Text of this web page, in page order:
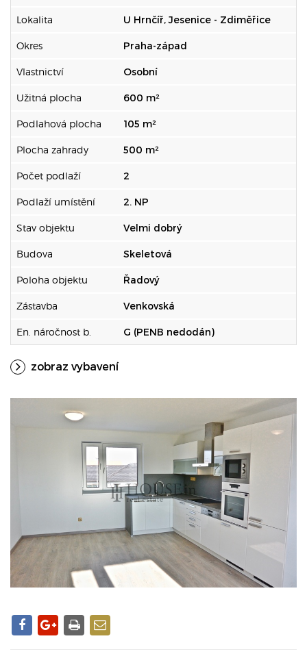
Lokalita U Hrnčíř, Jesenice - Zdiměřice
Okres Praha-západ
Vlastnictví Osobní
Užitná plocha 600 m²
Podlahová plocha 105 m²
Plocha zahrady 500 m²
Počet podlaží 2
Podlaží umístění 2. NP
Stav objektu Velmi dobrý
Budova Skeletová
Poloha objektu Řadový
Zástavba Venkovská
En. náročnost b. G (PENB nedodán)
zobraz vybavení